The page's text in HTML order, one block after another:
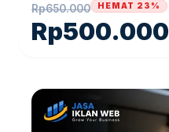
Rp650.000
Rp500.000
HEMAT 23%